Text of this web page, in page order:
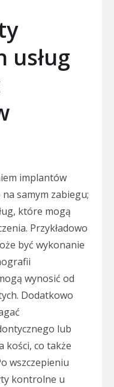
usług
implantów
samym zabiegu;
które mogą
Przykładowo
być wykonanie
wynosić od
Dodatkowo
lub
kości, co także
wszczepieniu
kontrolne u